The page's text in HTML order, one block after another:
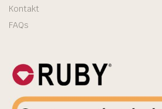
Kontakt
FAQs